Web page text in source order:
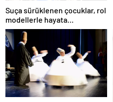
Suça sürüklenen çocuklar, rol
modellerle hayata
hazırlanıyor